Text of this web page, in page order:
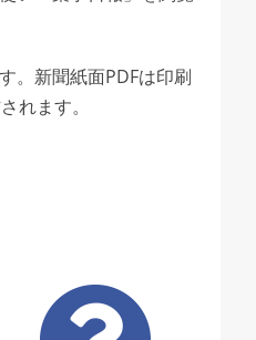
。新聞紙面PDFは印刷
れます。